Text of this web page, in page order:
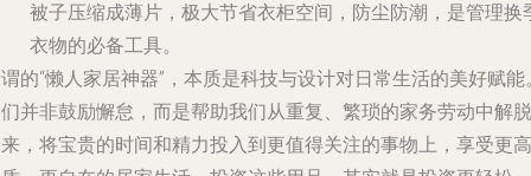
被子压缩成薄片，极大节省衣柜空间，防尘防潮，是管理换
衣物的必备工具。
的“懒人家居神器”，本质是科技与设计对日常生活的美好赋能
并非鼓励懈怠，而是帮助我们从重复、繁琐的家务劳动中解脱
，将宝贵的时间和精力投入到更值得关注的事物上，享受更高